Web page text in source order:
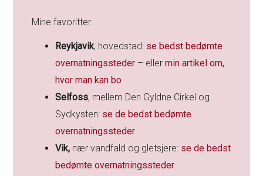
Mine favoritter:
Reykjavik, hovedstad: se bedst bedømte
overnatningssteder – ellermin artikel om,
hvor man kan bo
Selfoss, mellem Den Gyldne Cirkel og
Sydkysten: se de bedst bedømte
overnatningssteder
Vik, nær vandfald og gletsjere: se de bedst
bedømte overnatningssteder